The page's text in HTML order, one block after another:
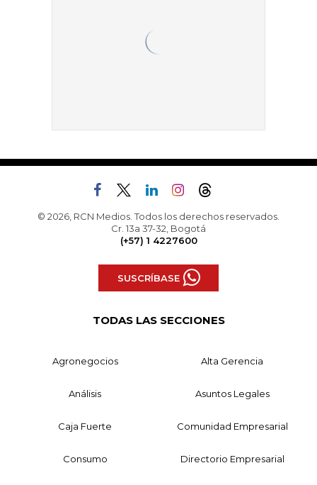
© 2026, RCN Medios. Todos los derechos reservados.
Cr. 13a 37-32, Bogotá
(+57) 1 4227600
SUSCRÍBASE
TODAS LAS SECCIONES
Agronegocios Alta Gerencia
Análisis Asuntos Legales
Caja Fuerte Comunidad Empresarial
Consumo Directorio Empresarial